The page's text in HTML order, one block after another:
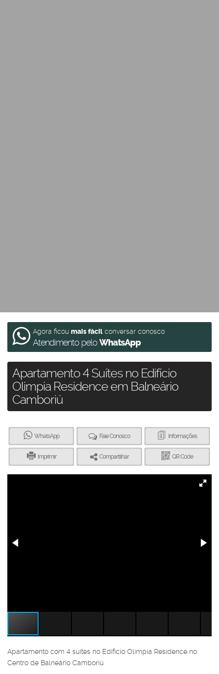
Agora ficou mais fácil conversar conosco
Atendimento peloWhatsApp
Apartamento 4 Suítes no Edifício
Olimpia Residence em Balneário
Camboriú
WhatsApp Fale Conosco Informações
Imprimir Compartilhar QR Code
Apartamento com 4 suítes no Edifício Olimpia Residence no
Centro de Balneário Camboriú